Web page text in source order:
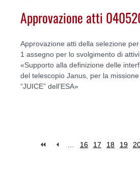
Approvazione atti
Approvazione atti della selezione
1 assegno per lo svolgimento di
«Supporto alla definizione delle
del telescopio Janus, per la
“JUICE” dell’ESA»
16 17 18 19